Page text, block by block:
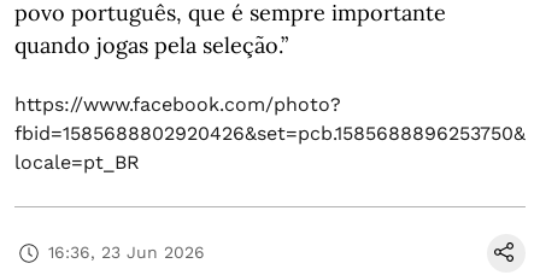
povo português, que é sempre importante
quando jogas pela seleção.”
https://www.facebook.com/photo?
fbid=1585688802920426&set=pcb.1585688896253750&
locale=pt_BR
16:36, 23 Jun 2026